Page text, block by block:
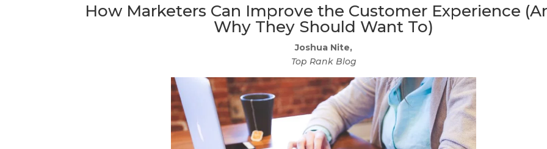
How Marketers Can Improve the Customer Experience
Why They Should Want To)
Joshua Nite,
Top Rank Blog